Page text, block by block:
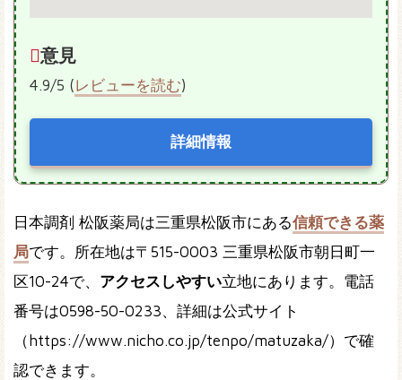
意見
4.9/5 (レビューを読む)
詳細情報
日本調剤 松阪薬局は三重県松阪市にある信頼できる薬
局です。所在地は〒515-0003 三重県松阪市朝日町一
区10-24で、 アクセスしやすい立地にあります。電話
番号は0598-50-0233、詳細は公式サイト
（https://www.nicho.co.jp/tenpo/matuzaka/）で確
認できます。